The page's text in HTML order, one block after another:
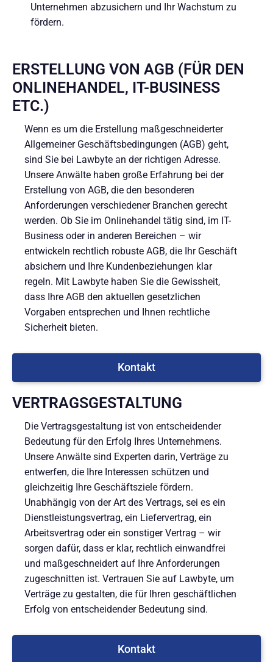
Unternehmen abzusichern und Ihr Wachstum zu
fördern.
ERSTELLUNG VON AGB (FÜR DEN
ONLINEHANDEL, IT-BUSINESS
ETC.)
Wenn es um die Erstellung maßgeschneiderter
Allgemeiner Geschäftsbedingungen (AGB) geht,
sind Sie bei Lawbyte an der richtigen Adresse.
Unsere Anwälte haben große Erfahrung bei der
Erstellung von AGB, die den besonderen
Anforderungen verschiedener Branchen gerecht
werden. Ob Sie im Onlinehandel tätig sind, im IT-
Business oder in anderen Bereichen – wir
entwickeln rechtlich robuste AGB, die Ihr Geschäft
absichern und Ihre Kundenbeziehungen klar
regeln. Mit Lawbyte haben Sie die Gewissheit,
dass Ihre AGB den aktuellen gesetzlichen
Vorgaben entsprechen und Ihnen rechtliche
Sicherheit bieten.
Kontakt
VERTRAGSGESTALTUNG
Die Vertragsgestaltung ist von entscheidender
Bedeutung für den Erfolg Ihres Unternehmens.
Unsere Anwälte sind Experten darin, Verträge zu
entwerfen, die Ihre Interessen schützen und
gleichzeitig Ihre Geschäftsziele fördern.
Unabhängig von der Art des Vertrags, sei es ein
Dienstleistungsvertrag, ein Liefervertrag, ein
Arbeitsvertrag oder ein sonstiger Vertrag – wir
sorgen dafür, dass er klar, rechtlich einwandfrei
und maßgeschneidert auf Ihre Anforderungen
zugeschnitten ist. Vertrauen Sie auf Lawbyte, um
Verträge zu gestalten, die für Ihren geschäftlichen
Erfolg von entscheidender Bedeutung sind.
Kontakt